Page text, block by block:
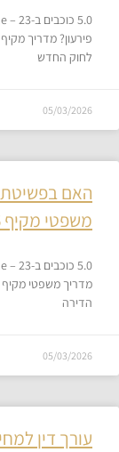
פירעון? מדריך
לחוק החדש
05/03/2026
האם בפשיטת
משפטי מקיף 2026
מדריך משפטי מקיף
הדירה
05/03/2026
עורך דין